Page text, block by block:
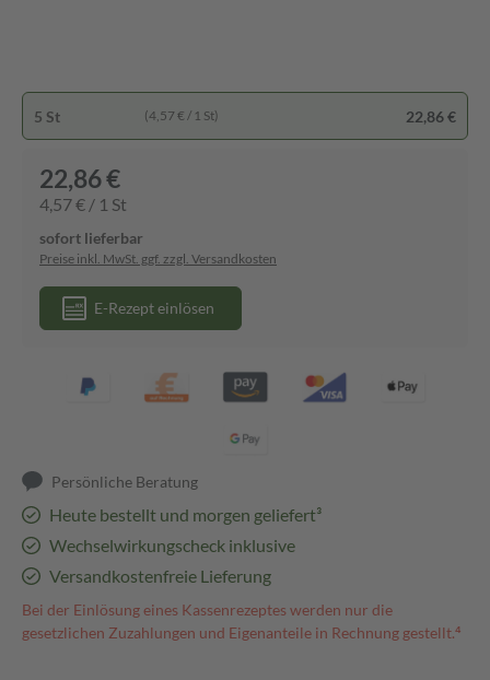
5 St (4,57 € / 1 St) 22,86 €
22,86 €
4,57 € / 1 St
sofort lieferbar
Preise inkl. MwSt. ggf. zzgl. Versandkosten
E-Rezept einlösen
Persönliche Beratung
Heute bestellt und morgen geliefert³
Wechselwirkungscheck inklusive
Versandkostenfreie Lieferung
Bei der Einlösung eines Kassenrezeptes werden nur die
gesetzlichen Zuzahlungen und Eigenanteile in Rechnung gestellt.⁴